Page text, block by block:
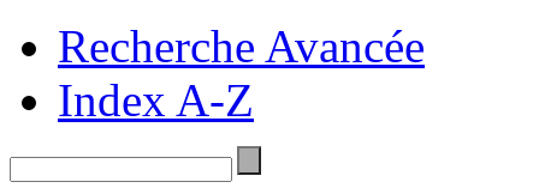
Recherche Avancée
Index A-Z